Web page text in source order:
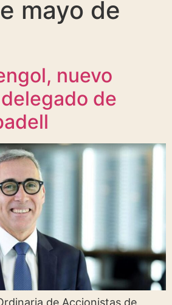
mayo de
nuevo
de
de Accionistas de